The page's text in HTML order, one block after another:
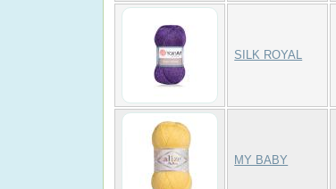
SILK ROYAL
MY BABY